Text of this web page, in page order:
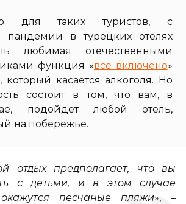
для таких туристов, с
пандемии в турецких отелях
любимая отечественными
функция «все включено»
который касается алкоголя. Но
состоит в том, что вам, в
подойдет любой отель,
на побережье.
отдых предполагает, что вы
с детьми, и в этом случае
песчаные пляжи», –